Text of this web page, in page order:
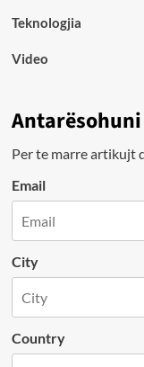
Teknologjia
Video
Per te marre artikujt
Email
City
Country